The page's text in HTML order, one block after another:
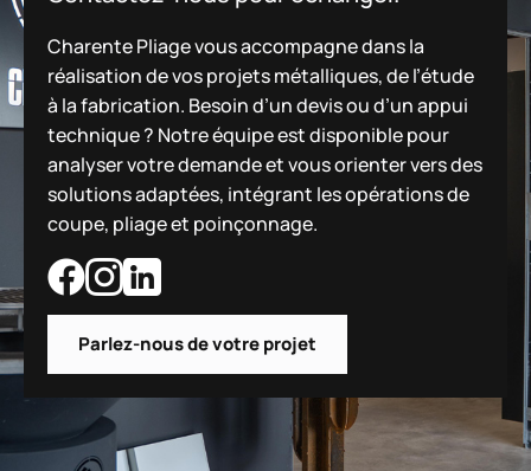
Charente Pliage vous accompagne dans la
réalisation de vos projets métalliques, de l’étude
à la fabrication. Besoin d’un devis ou d’un appui
technique ? Notre équipe est disponible pour
analyser votre demande et vous orienter vers des
solutions adaptées, intégrant les opérations de
coupe, pliage et poinçonnage.
Parlez-nous de votre projet